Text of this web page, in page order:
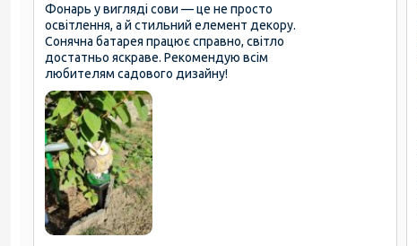
Фонарь у вигляді сови — це не просто
освітлення, а й стильний елемент декору.
Сонячна батарея працює справно, світло
достатньо яскраве. Рекомендую всім
любителям садового дизайну!